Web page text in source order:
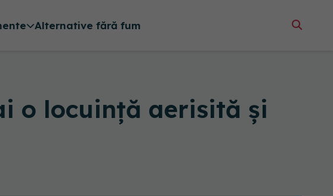
Alternative fără fum
o locuință aerisită și